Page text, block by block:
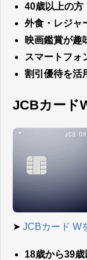
40歳以上の方
外食・レジャ
映画鑑賞が趣
スマートフォ
割引優待を活
JCBカード
➤ JCBカード W
18歳から39